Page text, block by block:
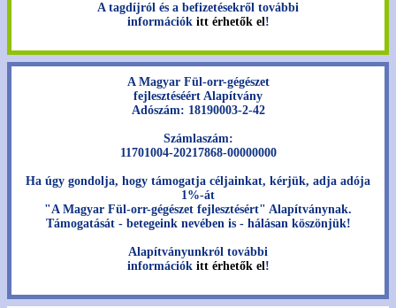
A tagdíjról és a befizetésekről további
információk itt érhetők el!
A Magyar Fül-orr-gégészet
fejlesztéséért Alapítvány
Adószám: 18190003-2-42
Számlaszám:
11701004-20217868-00000000
Ha úgy gondolja, hogy támogatja céljainkat, kérjük, adja adója
1%-át
"A Magyar Fül-orr-gégészet fejlesztésért" Alapítványnak.
Támogatását - betegeink nevében is - hálásan köszönjük!
Alapítványunkról további
információk itt érhetők el!